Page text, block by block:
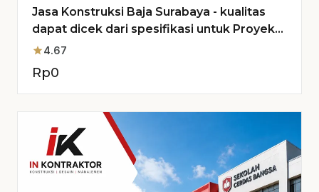
Jasa Konstruksi Baja Surabaya - kualitas
dapat dicek dari spesifikasi untuk Proyek
Anda
star4.67
Rp0